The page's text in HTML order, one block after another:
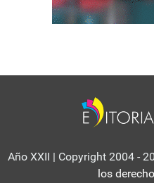
Año XXII | Copyright 2004 -
los